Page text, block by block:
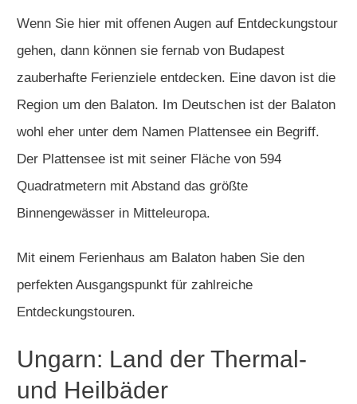
Wenn Sie hier mit offenen Augen auf Entdeckungstour
gehen, dann können sie fernab von Budapest
zauberhafte Ferienziele entdecken. Eine davon ist die
Region um den Balaton. Im Deutschen ist der Balaton
wohl eher unter dem Namen Plattensee ein Begriff.
Der Plattensee ist mit seiner Fläche von 594
Quadratmetern mit Abstand das größte
Binnengewässer in Mitteleuropa.
Mit einem Ferienhaus am Balaton haben Sie den
perfekten Ausgangspunkt für zahlreiche
Entdeckungstouren.
Ungarn: Land der Thermal-
und Heilbäder